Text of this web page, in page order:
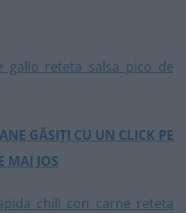
GĂSIȚI CU UN CLICK PE
MAI JOS